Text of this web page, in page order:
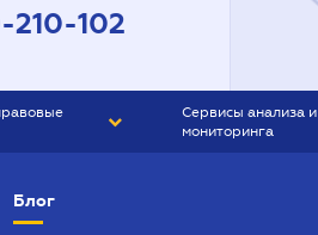
102
Сервисы анализа и
мониторинга
Блог